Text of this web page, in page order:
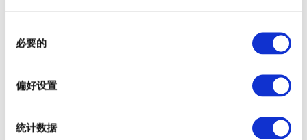
必要的
偏好设置
统计数据
http://www.suijobus.co.jp/en/cruise/bigsigh
备考
有售票处